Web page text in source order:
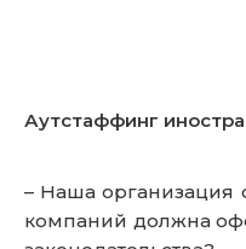
Аутстаффинг
– Наша организация
компаний должна